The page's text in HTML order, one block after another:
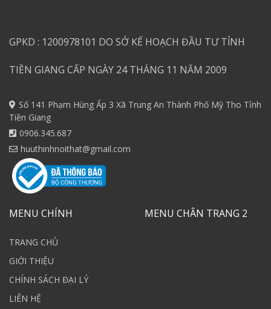
GPKD : 1200978101 DO SỞ KẾ HOẠCH ĐẦU TƯ TỈNH
TIỀN GIANG CẤP NGÀY 24 THÁNG 11 NĂM 2009
Số 141 Phạm Hùng Ấp 3 Xã Trung An Thành Phố Mỹ Tho Tỉnh
Tiền Giang
0906.345.687
huuthinhnoithat@gmail.com
MENU CHÍNH
TRANG CHỦ
GIỚI THIỆU
CHÍNH SÁCH ĐẠI LÝ
LIÊN HỆ
MENU CHÂN TRANG 2